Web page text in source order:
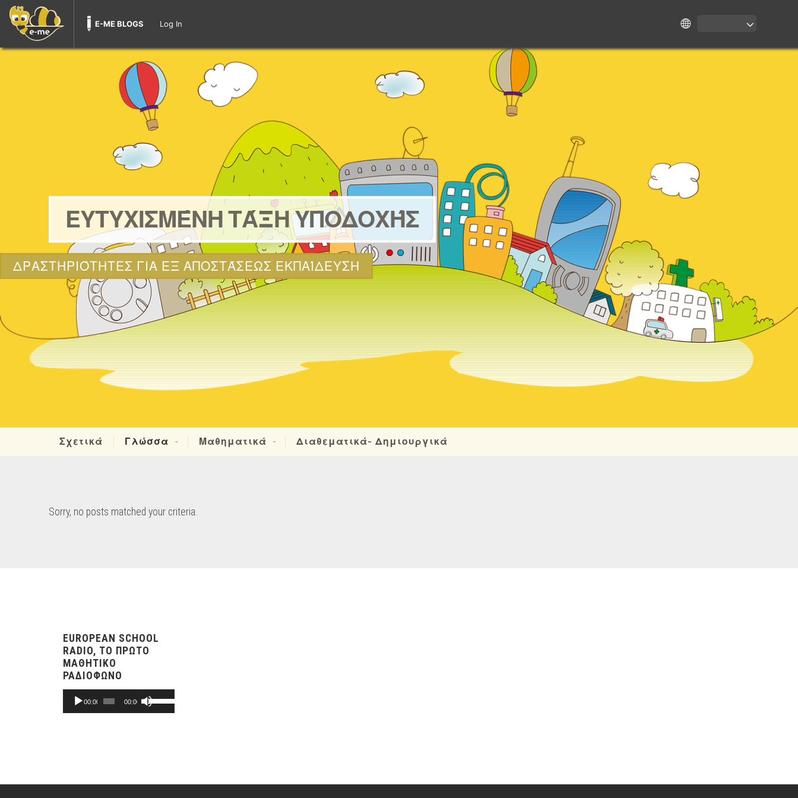
E-ME BLOGS Log In
ΕΥΤΥΧΙΣΜΈΝΗ ΤΆΞΗ ΥΠΟΔΟΧΉΣ
ΔΡΑΣΤΗΡΙΌΤΗΤΕΣ ΓΙΑ ΕΞ ΑΠΟΣΤΆΣΕΩΣ ΕΚΠΑΊΔΕΥΣΗ
Σχετικά Γλώσσα Μαθηματικά Διαθεματικά- Δημιουργικά
Sorry, no posts matched your criteria.
EUROPEAN SCHOOL
RADIO, ΤΟ ΠΡΩΤΟ
ΜΑΘΗΤΙΚΟ
ΡΑΔΙΟΦΩΝΟ
Audio
Player
00:00 00:00
Use
Up/Down
increase